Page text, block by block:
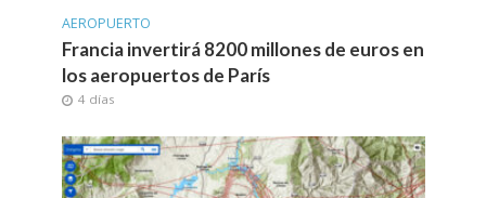
AEROPUERTO
Francia invertirá 8200 millones de euros en
los aeropuertos de París
4 días